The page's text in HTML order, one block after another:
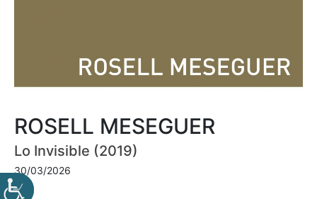
ROSELL MESEGUER
Lo Invisible (2019)
30/03/2026